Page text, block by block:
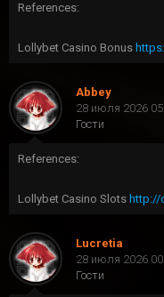
References:
Lollybet Casino Bonus
Abbey
28 июля 2026
Гости
References:
Lollybet Casino Slots
Lucretia
28 июля 2026
Гости